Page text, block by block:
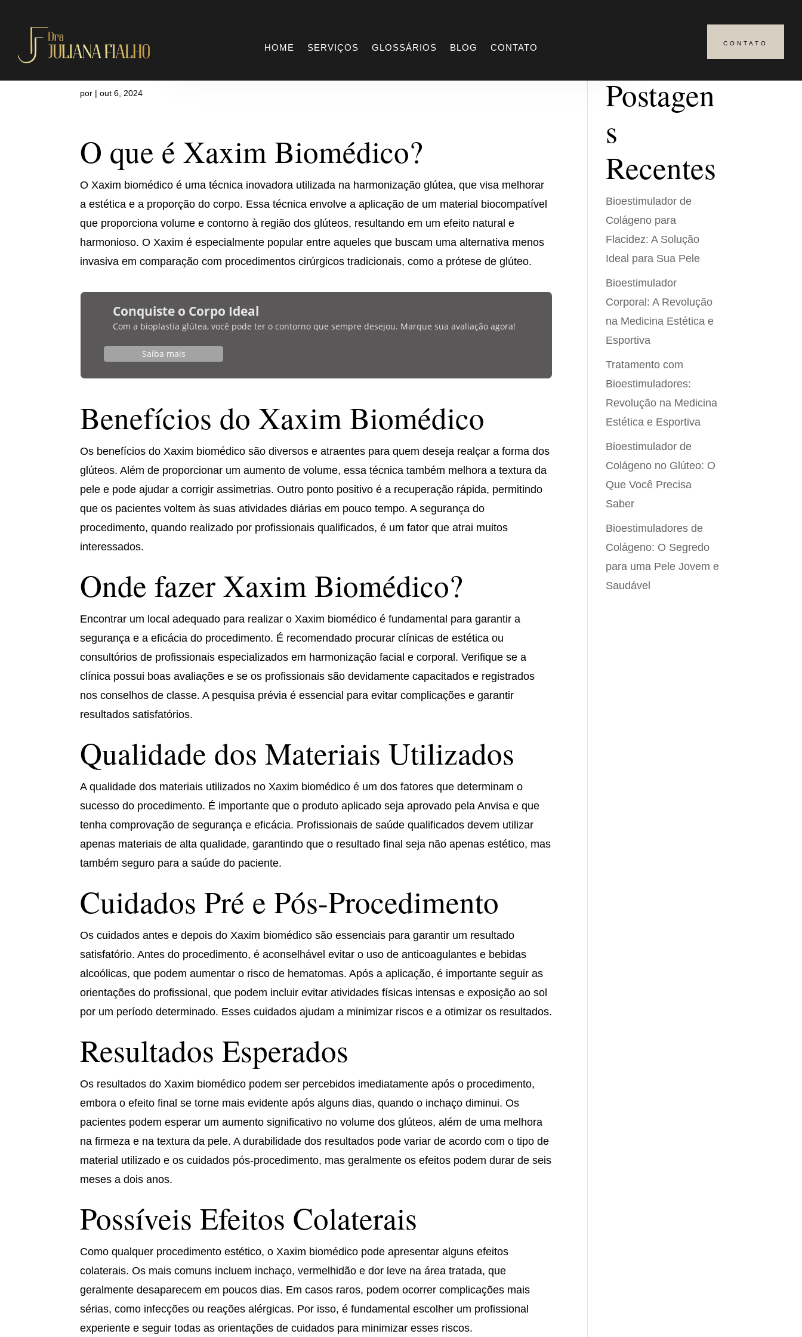
HOME SERVIÇOS GLOSSÁRIOS BLOG CONTATO CONTATO
Onde fazer Xaxim biomédico
por |out 6, 2024
O que é Xaxim Biomédico?
O Xaxim biomédico é uma técnica inovadora utilizada na harmonização glútea, que visa melhorar
a estética e a proporção do corpo. Essa técnica envolve a aplicação de um material biocompatível
que proporciona volume e contorno à região dos glúteos, resultando em um efeito natural e
harmonioso. O Xaxim é especialmente popular entre aqueles que buscam uma alternativa menos
invasiva em comparação com procedimentos cirúrgicos tradicionais, como a prótese de glúteo.
Conquiste o Corpo Ideal
Com a bioplastia glútea, você pode ter o contorno que sempre desejou. Marque sua avaliação agora!
Saiba mais
Benefícios do Xaxim Biomédico
Os benefícios do Xaxim biomédico são diversos e atraentes para quem deseja realçar a forma dos
glúteos. Além de proporcionar um aumento de volume, essa técnica também melhora a textura da
pele e pode ajudar a corrigir assimetrias. Outro ponto positivo é a recuperação rápida, permitindo
que os pacientes voltem às suas atividades diárias em pouco tempo. A segurança do
procedimento, quando realizado por profissionais qualificados, é um fator que atrai muitos
interessados.
Onde fazer Xaxim Biomédico?
Encontrar um local adequado para realizar o Xaxim biomédico é fundamental para garantir a
segurança e a eficácia do procedimento. É recomendado procurar clínicas de estética ou
consultórios de profissionais especializados em harmonização facial e corporal. Verifique se a
clínica possui boas avaliações e se os profissionais são devidamente capacitados e registrados
nos conselhos de classe. A pesquisa prévia é essencial para evitar complicações e garantir
resultados satisfatórios.
Qualidade dos Materiais Utilizados
A qualidade dos materiais utilizados no Xaxim biomédico é um dos fatores que determinam o
sucesso do procedimento. É importante que o produto aplicado seja aprovado pela Anvisa e que
tenha comprovação de segurança e eficácia. Profissionais de saúde qualificados devem utilizar
apenas materiais de alta qualidade, garantindo que o resultado final seja não apenas estético, mas
também seguro para a saúde do paciente.
Cuidados Pré e Pós-Procedimento
Os cuidados antes e depois do Xaxim biomédico são essenciais para garantir um resultado
satisfatório. Antes do procedimento, é aconselhável evitar o uso de anticoagulantes e bebidas
alcoólicas, que podem aumentar o risco de hematomas. Após a aplicação, é importante seguir as
orientações do profissional, que podem incluir evitar atividades físicas intensas e exposição ao sol
por um período determinado. Esses cuidados ajudam a minimizar riscos e a otimizar os resultados.
Resultados Esperados
Os resultados do Xaxim biomédico podem ser percebidos imediatamente após o procedimento,
embora o efeito final se torne mais evidente após alguns dias, quando o inchaço diminui. Os
pacientes podem esperar um aumento significativo no volume dos glúteos, além de uma melhora
na firmeza e na textura da pele. A durabilidade dos resultados pode variar de acordo com o tipo de
material utilizado e os cuidados pós-procedimento, mas geralmente os efeitos podem durar de seis
meses a dois anos.
Possíveis Efeitos Colaterais
Como qualquer procedimento estético, o Xaxim biomédico pode apresentar alguns efeitos
colaterais. Os mais comuns incluem inchaço, vermelhidão e dor leve na área tratada, que
geralmente desaparecem em poucos dias. Em casos raros, podem ocorrer complicações mais
sérias, como infecções ou reações alérgicas. Por isso, é fundamental escolher um profissional
experiente e seguir todas as orientações de cuidados para minimizar esses riscos.
Postagen
s
Recentes
Bioestimulador de
Colágeno para
Flacidez: A Solução
Ideal para Sua Pele
Bioestimulador
Corporal: A Revolução
na Medicina Estética e
Esportiva
Tratamento com
Bioestimuladores:
Revolução na Medicina
Estética e Esportiva
Bioestimulador de
Colágeno no Glúteo: O
Que Você Precisa
Saber
Bioestimuladores de
Colágeno: O Segredo
para uma Pele Jovem e
Saudável